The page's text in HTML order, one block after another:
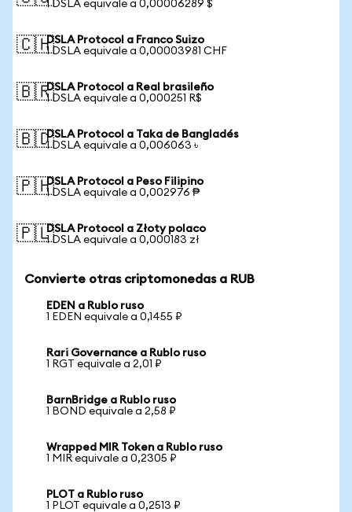
1 DSLA equivale a 0,00006289 $
🇨🇭DSLA Protocol a Franco Suizo
1 DSLA equivale a 0,00003981 CHF
🇧🇷DSLA Protocol a Real brasileño
1 DSLA equivale a 0,000251 R$
🇧🇩DSLA Protocol a Taka de Bangladés
1 DSLA equivale a 0,006063 ৳
🇵🇭DSLA Protocol a Peso Filipino
1 DSLA equivale a 0,002976 ₱
🇵🇱DSLA Protocol a Złoty polaco
1 DSLA equivale a 0,000183 zł
Convierte otras criptomonedas a RUB
EDEN a Rublo ruso
1 EDEN equivale a 0,1455 ₽
Rari Governance a Rublo ruso
1 RGT equivale a 2,01 ₽
BarnBridge a Rublo ruso
1 BOND equivale a 2,58 ₽
Wrapped MIR Token a Rublo ruso
1 MIR equivale a 0,2305 ₽
PLOT a Rublo ruso
1 PLOT equivale a 0,2513 ₽